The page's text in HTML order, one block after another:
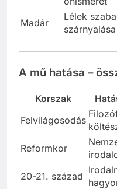
Madár
Lélek
szárnyalása
A mű hatása –
Korszak
Felvilágosodás
Reformkor
20-21. század